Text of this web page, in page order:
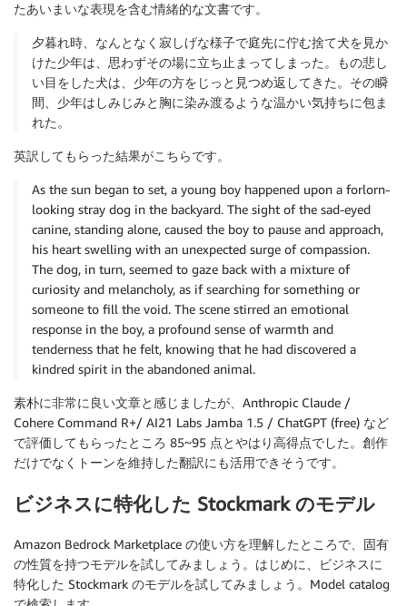
たあいまいな表現を含む情緒的な文書です。
夕暮れ時、なんとなく寂しげな様子で庭先に佇む捨て犬を見か
けた少年は、思わずその場に立ち止まってしまった。もの悲し
い目をした犬は、少年の方をじっと見つめ返してきた。その瞬
間、少年はしみじみと胸に染み渡るような温かい気持ちに包ま
れた。
英訳してもらった結果がこちらです。
As the sun began to set, a young boy happened upon a forlorn-
looking stray dog in the backyard. The sight of the sad-eyed
canine, standing alone, caused the boy to pause and approach,
his heart swelling with an unexpected surge of compassion.
The dog, in turn, seemed to gaze back with a mixture of
curiosity and melancholy, as if searching for something or
someone to fill the void. The scene stirred an emotional
response in the boy, a profound sense of warmth and
tenderness that he felt, knowing that he had discovered a
kindred spirit in the abandoned animal.
素朴に非常に良い文章と感じましたが、Anthropic Claude /
Cohere Command R+/ AI21 Labs Jamba 1.5 / ChatGPT (free) など
で評価してもらったところ 85~95 点とやはり高得点でした。創作
だけでなくトーンを維持した翻訳にも活用できそうです。
ビジネスに特化した Stockmark のモデル
Amazon Bedrock Marketplace の使い方を理解したところで、固有
の性質を持つモデルを試してみましょう。はじめに、ビジネスに
特化した Stockmark のモデルを試してみましょう。Model catalog